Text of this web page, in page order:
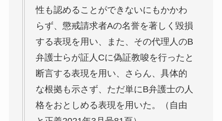
性も認めることができないにもかかわ
らず、懲戒請求者Aの名誉を著しく毀損
する表現を用い、また、その代理人のB
弁護士らが証人Cに偽証教唆を行ったと
断言する表現を用い、さらん、具体的
な根拠も示さず、ただ単にB弁護士の人
格をおとしめる表現を用いた。（自由